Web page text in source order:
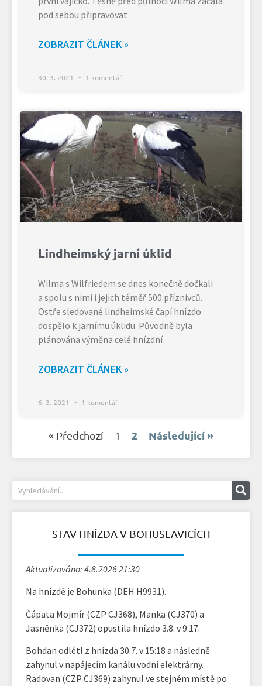
pod sebou připravovat
ZOBRAZIT ČLÁNEK »
30. 3. 2021 1 komentář
Lindheimský jarní úklid
Wilma s Wilfriedem se dnes konečně dočkali
a spolu s nimi i jejich téměř 500 příznivců.
Ostře sledované lindheimské čapí hnízdo
dospělo k jarnímu úklidu. Původně byla
plánována výměna celé hnízdní
ZOBRAZIT ČLÁNEK »
6. 3. 2021 1 komentář
« Předchozí 1 2 Následující »
STAV HNÍZDA V BOHUSLAVICÍCH
Aktualizováno: 4.8.2026 21:30
Na hnízdě je Bohunka (DEH H9931).
Čápata Mojmír (CZP CJ368), Manka (CJ370) a
Jasněnka (CJ372) opustila hnízdo 3.8. v 9:17.
Bohdan odlétl z hnízda 30.7. v 15:18 a následně
zahynul v napájecím kanálu vodní elektrárny.
Radovan (CZP CJ369) zahynul ve stejném místě po